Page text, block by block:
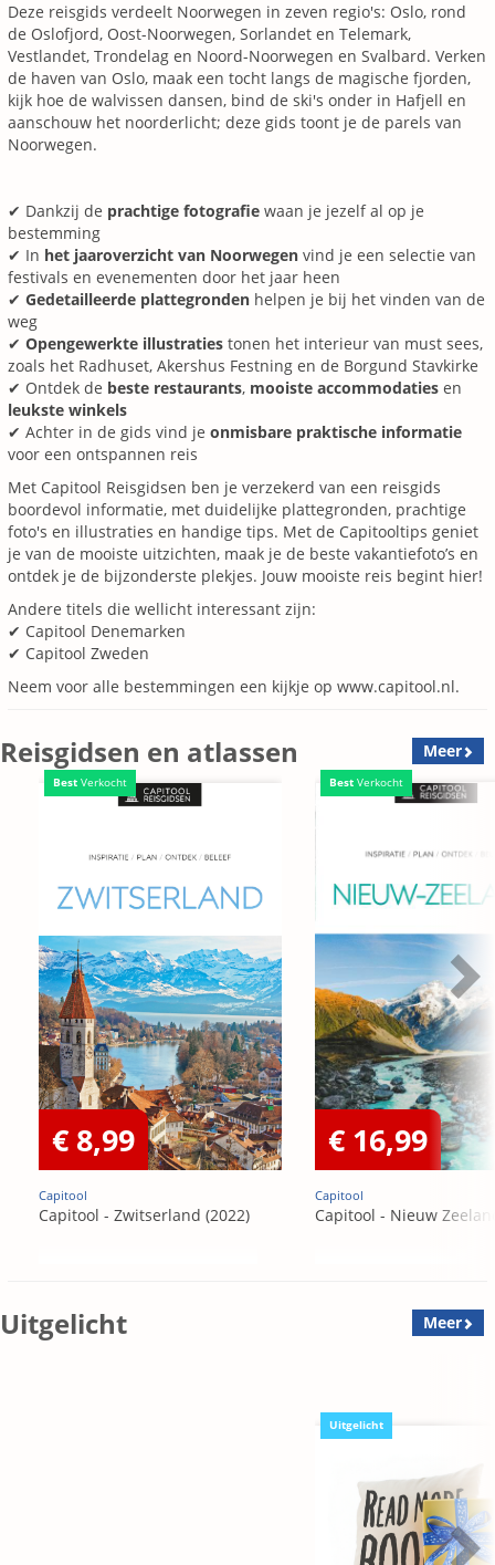
Deze reisgids verdeelt Noorwegen in zeven regio's: Oslo, rond
de Oslofjord, Oost-Noorwegen, Sorlandet en Telemark,
Vestlandet, Trondelag en Noord-Noorwegen en Svalbard. Verken
de haven van Oslo, maak een tocht langs de magische fjorden,
kijk hoe de walvissen dansen, bind de ski's onder in Hafjell en
aanschouw het noorderlicht; deze gids toont je de parels van
Noorwegen.
✔ Dankzij de prachtige fotografie waan je jezelf al op je
bestemming
✔ In het jaaroverzicht van Noorwegen vind je een selectie van
festivals en evenementen door het jaar heen
✔ Gedetailleerde plattegronden helpen je bij het vinden van de
weg
✔ Opengewerkte illustraties tonen het interieur van must sees,
zoals het Radhuset, Akershus Festning en de Borgund Stavkirke
✔ Ontdek de beste restaurants, mooiste accommodaties en
leukste winkels
✔ Achter in de gids vind je onmisbare praktische informatie
voor een ontspannen reis
Met Capitool Reisgidsen ben je verzekerd van een reisgids
boordevol informatie, met duidelijke plattegronden, prachtige
foto's en illustraties en handige tips. Met de Capitooltips geniet
je van de mooiste uitzichten, maak je de beste vakantiefoto’s en
ontdek je de bijzonderste plekjes. Jouw mooiste reis begint hier!
Andere titels die wellicht interessant zijn:
✔ Capitool Denemarken
✔ Capitool Zweden
Neem voor alle bestemmingen een kijkje op www.capitool.nl.
Reisgidsen en atlassen Meer
Best Verkocht
€ 8,99
Capitool
Capitool - Zwitserland (2022)
Best Verkocht
€ 16,99
Capitool
Capitool - Nieuw
Uitgelicht Meer
Uitgelicht